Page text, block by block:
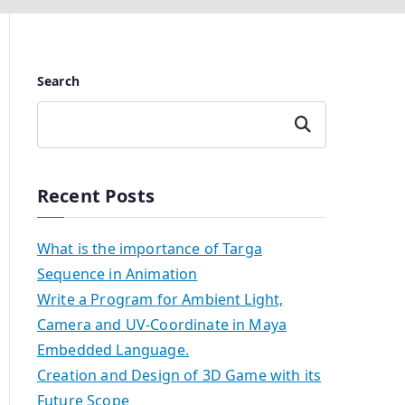
Search
Search
Recent Posts
What is the importance of Targa
Sequence in Animation
Write a Program for Ambient Light,
Camera and UV-Coordinate in Maya
Embedded Language.
Creation and Design of 3D Game with its
Future Scope